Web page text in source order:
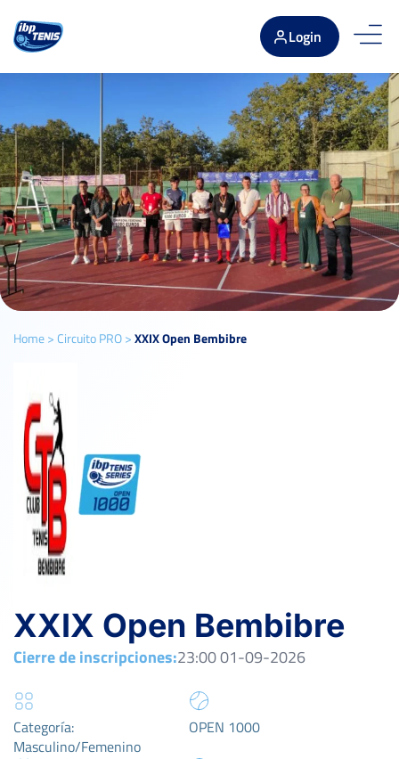
Login
Home>Circuito PRO>XXIX Open Bembibre
XXIX Open Bembibre
Categoría:
Masculino/Femenino
OPEN 1000
Cierre de inscripciones:23:00 01-09-2026